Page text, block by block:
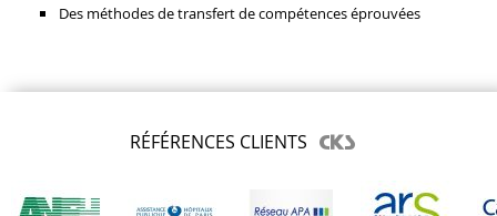
Des méthodes de transfert de compétences éprouvées
RÉFÉRENCES CLIENTS